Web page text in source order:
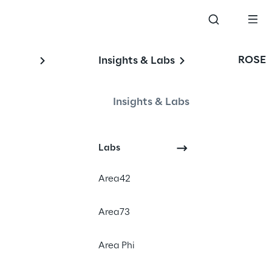
Insights & Labs
Insights & Labs
Labs
Area42
Area73
Area Phi
ROSE
#DigitalTransformation
l’obiettivo di offrire servizi